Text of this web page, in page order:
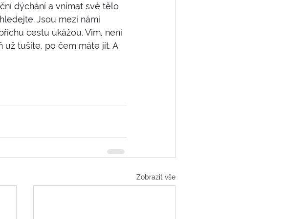
dýchání a vnímat své tělo
Jsou mezi námi
cestu ukážou. Vím, není
už tušíte, po čem máte jít. A
Zobrazit vše